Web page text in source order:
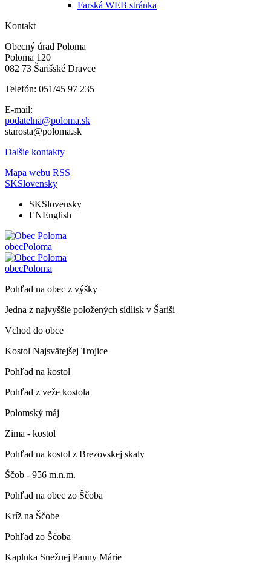
Farská WEB stránka
Kontakt
Obecný úrad Poloma
Poloma 120
082 73 Šarišské Dravce
Telefón: 051/45 97 235
E-mail:
podatelna@poloma.sk
starosta@poloma.sk
Dalšie kontakty
Mapa webu RSS
SKSlovensky
SKSlovensky
ENEnglish
obecPoloma
obecPoloma
Pohľad na obec z výšky
Jedna z najvyššie položených sídlisk v Šariši
Vchod do obce
Kostol Najsvätejšej Trojice
Pohľad na kostol
Pohľad z veže kostola
Polomský máj
Zima - kostol
Pohľad na kostol z Brezovskej skaly
Ščob - 956 m.n.m.
Pohľad na obec zo Ščoba
Kríž na Ščobe
Pohľad zo Ščoba
Kaplnka Snežnej Panny Márie